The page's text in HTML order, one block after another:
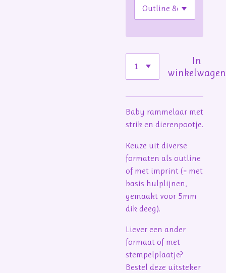
In
winkelwagen
Baby rammelaar met
strik en dierenpootje.
Keuze uit diverse
formaten als outline
of met imprint (= met
basis hulplijnen,
gemaakt voor 5mm
dik deeg).
Liever een ander
formaat of met
stempelplaatje?
Bestel deze uitsteker